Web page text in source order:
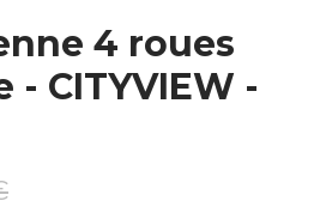
4 roues
CITYVIEW -